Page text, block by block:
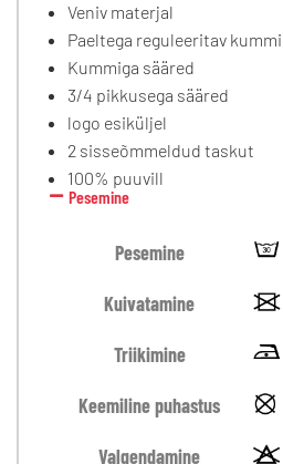
Veniv materjal
Paeltega reguleeritav
Kummiga sääred
3/4 pikkusega sääred
logo esiküljel
2 sisseõmmeldud taskut
100% puuvill
Pesemine
Pesemine
Kuivatamine
Triikimine
Keemiline puhastus
Valgendamine